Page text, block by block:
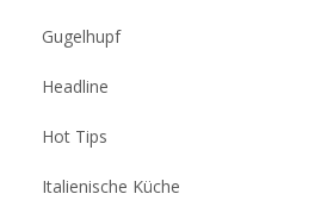
Gugelhupf
Headline
Hot Tips
Italienische Küche